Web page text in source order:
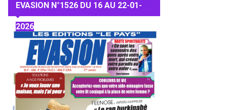
EVASION N°1526 DU 16 AU 22-01-
2026